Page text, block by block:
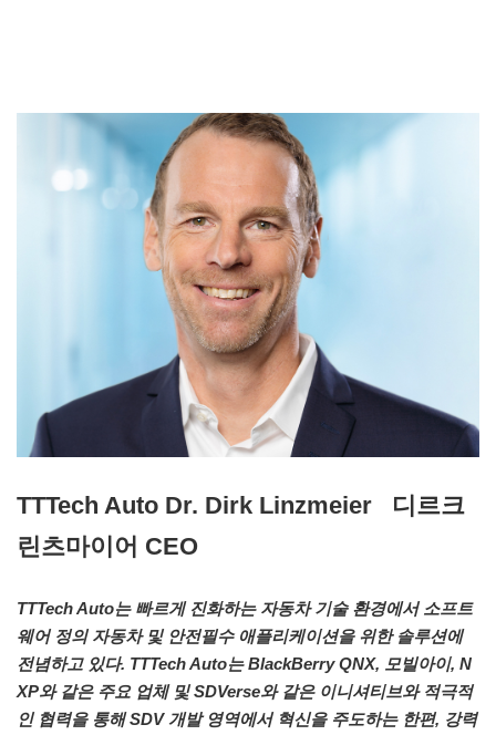
TTTech Auto Dr. Dirk Linzmeier 디르크
린츠마이어 CEO
TTTech Auto는 빠르게 진화하는 자동차 기술 환경에서 소프트
웨어 정의 자동차 및 안전필수 애플리케이션을 위한 솔루션에
전념하고 있다. TTTech Auto는 BlackBerry QNX, 모빌아이, N
XP와 같은 주요 업체 및 SDVerse와 같은 이니셔티브와 적극적
인 협력을 통해 SDV 개발 영역에서 혁신을 주도하는 한편, 강력